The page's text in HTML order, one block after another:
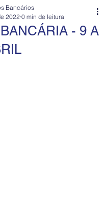
- 9 A
Bancários
2022 0 min de leitura